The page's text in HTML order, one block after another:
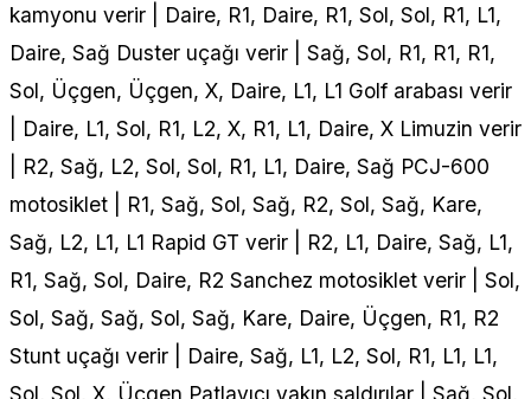
kamyonu verir | Daire, R1, Daire, R1, Sol, Sol, R1, L1,
Daire, Sağ Duster uçağı verir | Sağ, Sol, R1, R1, R1,
Sol, Üçgen, Üçgen, X, Daire, L1, L1 Golf arabası verir
| Daire, L1, Sol, R1, L2, X, R1, L1, Daire, X Limuzin verir
| R2, Sağ, L2, Sol, Sol, R1, L1, Daire, Sağ PCJ-600
motosiklet | R1, Sağ, Sol, Sağ, R2, Sol, Sağ, Kare,
Sağ, L2, L1, L1 Rapid GT verir | R2, L1, Daire, Sağ, L1,
R1, Sağ, Sol, Daire, R2 Sanchez motosiklet verir | Sol,
Sol, Sağ, Sağ, Sol, Sağ, Kare, Daire, Üçgen, R1, R2
Stunt uçağı verir | Daire, Sağ, L1, L2, Sol, R1, L1, L1,